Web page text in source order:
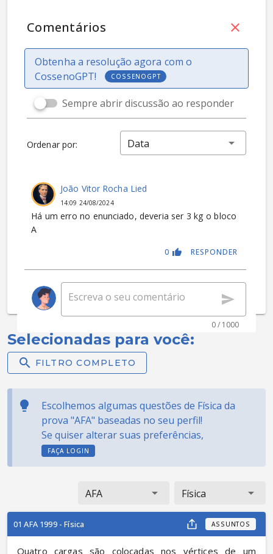
Comentários
Obtenha a resolução agora com o
CossenoGPT!
COSSENOGPT
Sempre abrir discussão ao responder
Ordenar por: Data
João Vitor Rocha Lied
14:09 24/08/2024
Há um erro no enunciado, deveria ser 3 kg o bloco
A
RESPONDER
0
0 / 1000
Selecionadas para você:
FILTRO COMPLETO
Escolhemos algumas questões de Física da
prova "AFA" baseadas no seu perfil!
Se quiser alterar suas preferências,
FAÇA LOGIN
AFA Física
01 AFA 1999 - Física ASSUNTOS
Quatro cargas são colocadas nos vértices de um